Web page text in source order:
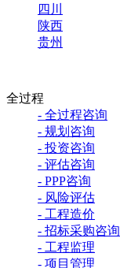
四川
陕西
贵州
全过程
- 全过程咨询
- 规划咨询
- 投资咨询
- 评估咨询
- PPP咨询
- 风险评估
- 工程造价
- 招标采购咨询
- 工程监理
- 项目管理